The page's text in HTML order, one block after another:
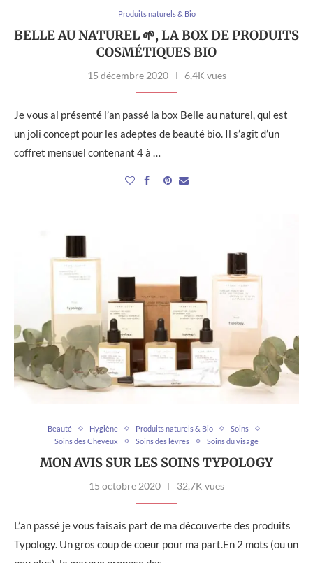
Produits naturels & Bio
BELLE AU NATUREL 🌱, LA BOX DE PRODUITS
COSMÉTIQUES BIO
15 décembre 2020 6,4K vues
Je vous ai présenté l’an passé la box Belle au naturel, qui est
un joli concept pour les adeptes de beauté bio. Il s’agit d’un
coffret mensuel contenant 4 à …
Beauté Hygiène Produits naturels & Bio
Soins
Soins des Cheveux
Soins des lèvres Soins du visage
MON AVIS SUR LES SOINS TYPOLOGY
15 octobre 2020 32,7K vues
L’an passé je vous faisais part de ma découverte des produits
Typology. Un gros coup de coeur pour ma part.En 2 mots (ou un